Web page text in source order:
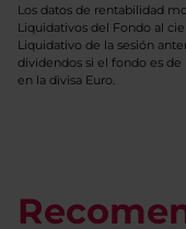
Los datos de rentabilidad
Liquidativos del Fondo al
Liquidativo de la sesión
dividendos si el fondo es de
en la divisa Euro.